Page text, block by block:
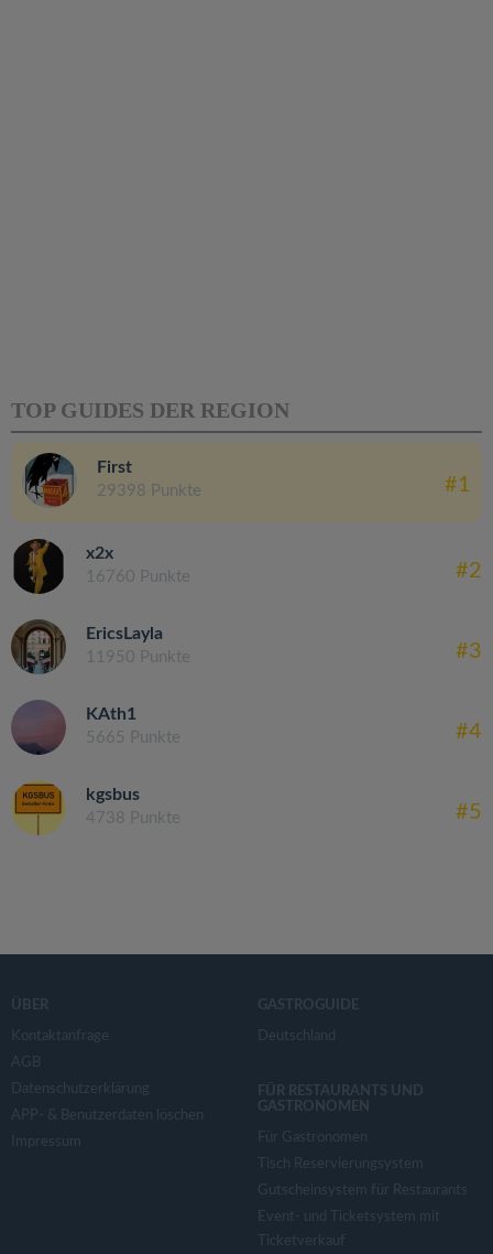
TOP GUIDES DER REGION
First
29398 Punkte #1
x2x
16760 Punkte #2
EricsLayla
11950 Punkte #3
KAth1
5665 Punkte #4
kgsbus
4738 Punkte #5
ÜBER
Kontaktanfrage
AGB
Datenschutzerklärung
APP- & Benutzerdaten löschen
Impressum
GASTROGUIDE
Deutschland
FÜR RESTAURANTS UND
GASTRONOMEN
Für Gastronomen
Tisch Reservierungsystem
Gutscheinsystem für Restaurants
Event- und Ticketsystem mit
Ticketverkauf